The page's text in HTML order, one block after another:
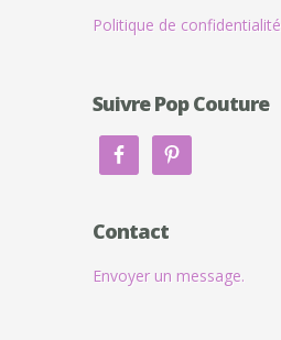
Politique de confidentialité
Suivre Pop Couture
Contact
Envoyer un message.